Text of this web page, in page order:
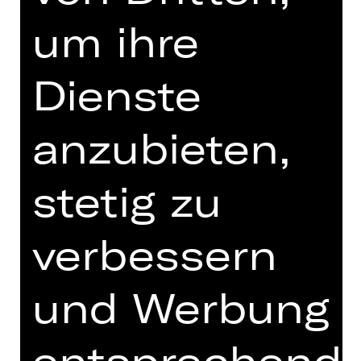
Dienstag, 29.09.2026
18.30 - 20.30 Uhr
Öffentliche Probe
Opernhaus
Tickets
Termine und Besetzung
um ihre
Dienste
anzubieten,
stetig zu
verbessern
und Werbung